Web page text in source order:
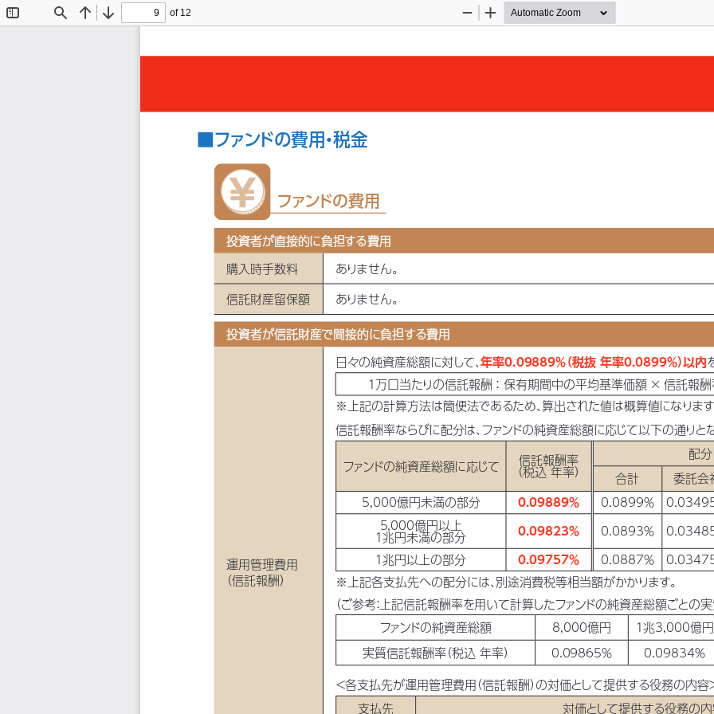
Find Previous
Next
of 12
Zoom
Zoom
■ファンドの費用・税金
ファンドの費用
投資者が直接的に負担する費用
投資者が直接的に負担する費用
購入時手数料 ありません。
信託財産留保額 ありません。
投資者が信託財産で間接的に負担する費用
投資者が信託財産で間接的に負担する費用
運用管理費用
（信託報酬）
日々の純資産総額に対して、年率0.09889％（税抜 年率0.0899％）以内
１万口当たりの信託報酬：保有期間中の平均基準価額 × 信託報
※上記の計算方法は簡便法であるため、算出された値は概算値になります
信託報酬率ならびに配分は、ファンドの純資産総額に応じて以下の通りとな
ファンドの純資産総額に応じて
信託報酬率
（税込 年率）
配分
合計
委託会
5,000億円未満の部分
0.09889％ 0.0899％
5,000億円以上
１兆円未満の部分
0.09823％ 0.0893％
１兆円以上の部分 0.09757％ 0.0887％
※上記各支払先への配分には、別途消費税等相当額がかかります。
（ご参考：上記信託報酬率を用いて計算したファンドの純資産総額ごとの
ファンドの純資産総額 8,000億円 １兆3,000億円
実質信託報酬率（税込 年率） 0.09865％ 0.09834％
＜各支払先が運用管理費用（信託報酬）の対価として提供する役務の内容
支払先
対価として提供する役務の